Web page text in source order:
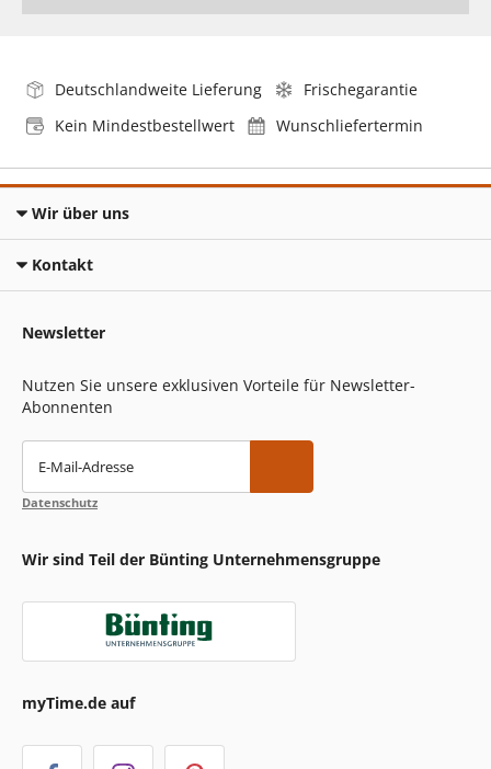
Deutschlandweite Lieferung
Frischegarantie
Kein Mindestbestellwert
Wunschliefertermin
Wir über uns
Kontakt
Newsletter
Nutzen Sie unsere exklusiven Vorteile für Newsletter-
Abonnenten
E-Mail-Adresse
Datenschutz
Wir sind Teil der Bünting Unternehmensgruppe
myTime.de auf